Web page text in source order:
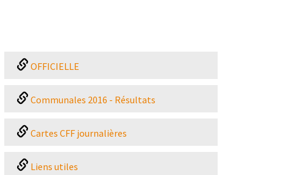
OFFICIELLE
Communales 2016 - Résultats
Cartes CFF journalières
Liens utiles